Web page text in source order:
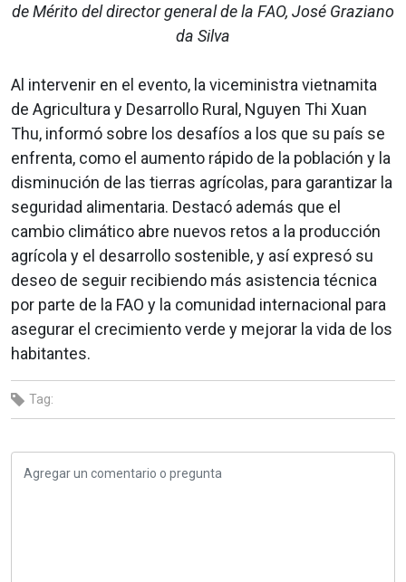
de Méritodel director general de la FAO, José Graziano
da Silva
Al intervenir en el evento, la viceministra vietnamita
de Agricultura y Desarrollo Rural, Nguyen Thi Xuan
Thu, informó sobre los desafíos a los que su país se
enfrenta, como el aumento rápido de la población y la
disminución de las tierras agrícolas, para garantizar la
seguridad alimentaria. Destacó además que el
cambio climático abre nuevos retos a la producción
agrícola y el desarrollo sostenible, y así expresó su
deseo de seguir recibiendo más asistencia técnica
por parte de la FAO y la comunidad internacional para
asegurar el crecimiento verde y mejorar la vida de los
habitantes.
Tag: